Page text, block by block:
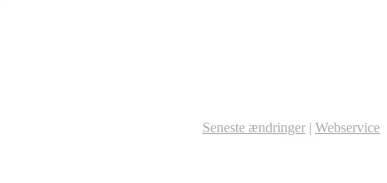
Seneste ændringer | Webservice